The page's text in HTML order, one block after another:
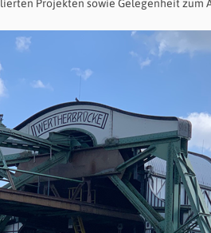
Projekten sowie Gelegenheit zum